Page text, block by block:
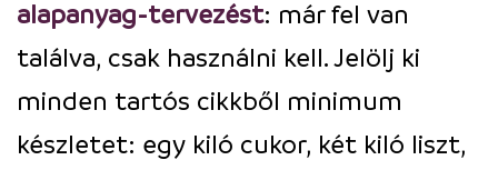
alapanyag-tervezést: már fel van
találva, csak használni kell. Jelölj ki
minden tartós cikkből minimum
készletet: egy kiló cukor, két kiló liszt,